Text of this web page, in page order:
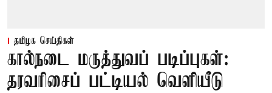
தமிழக செய்திகள்
கால்நடை மருத்துவப் படிப்புகள்:
தரவரிசைப் பட்டியல் வெளியீடு